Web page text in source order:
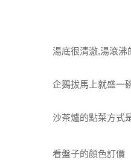
湯底很清澈,湯滾沸
企鵝拔馬上就盛一
沙茶爐的點菜方式
看盤子的顏色訂價